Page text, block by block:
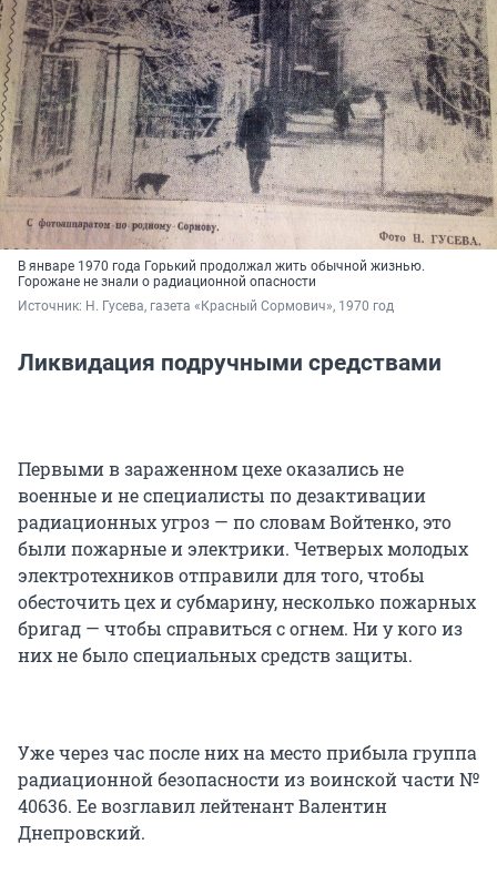
В январе 1970 года Горький продолжал жить обычной жизнью.
Горожане не знали о радиационной опасности
Источник: Н. Гусева, газета «Красный Сормович», 1970 год
Ликвидация подручными средствами
Первыми в зараженном цехе оказались не
военные и не специалисты по дезактивации
радиационных угроз — по словам Войтенко, это
были пожарные и электрики. Четверых молодых
электротехников отправили для того, чтобы
обесточить цех и субмарину, несколько пожарных
бригад — чтобы справиться с огнем. Ни у кого из
них не было специальных средств защиты.
Уже через час после них на место прибыла группа
радиационной безопасности из воинской части №
40636. Ее возглавил лейтенант Валентин
Днепровский.